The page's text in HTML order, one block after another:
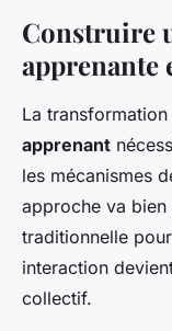
Construire
apprenante
La
apprenant
les mécanismes
approche va
traditionnelle
interaction
collectif.